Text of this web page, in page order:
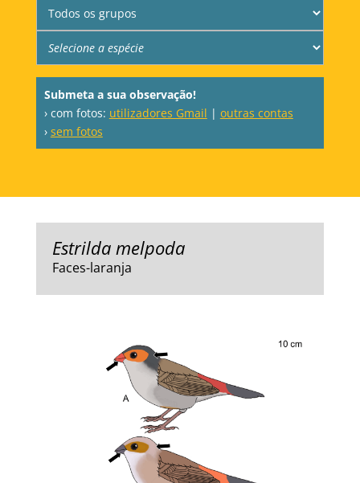
Submeta a sua observação!
› com fotos: utilizadores Gmail | outras contas
› sem fotos
Estrilda melpoda
Faces-laranja